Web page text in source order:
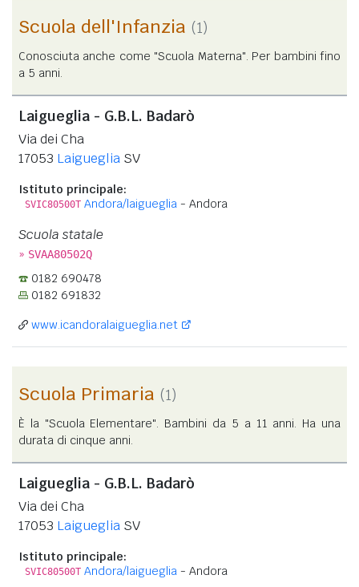
Scuola dell'Infanzia (1)
Conosciuta anche come "Scuola Materna". Per bambini fino
a 5 anni.
Laigueglia - G.B.L. Badarò
Via dei Cha
17053 Laigueglia SV
Istituto principale:
SVIC80500T Andora/laigueglia - Andora
Scuola statale
» SVAA80502Q
0182 690478
0182 691832
www.icandoralaigueglia.net
Scuola Primaria (1)
È la "Scuola Elementare". Bambini da 5 a 11 anni. Ha una
durata di cinque anni.
Laigueglia - G.B.L. Badarò
Via dei Cha
17053 Laigueglia SV
Istituto principale:
SVIC80500T Andora/laigueglia - Andora